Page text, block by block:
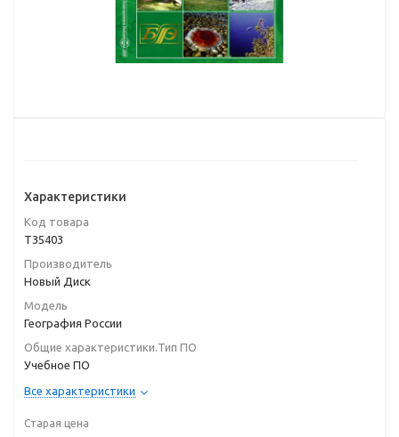
Характеристики
Код товара
T35403
Производитель
Новый Диск
Модель
География России
Общие характеристики.Тип ПО
Учебное ПО
Все характеристики
Старая цена